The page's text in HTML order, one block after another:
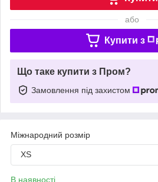
або
Купити з
Що таке купити з Пром?
Замовлення під захистом
Міжнародний розмір
XS
В наявності